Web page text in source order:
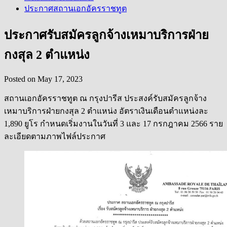
ประกาศสถานเอกอัครราชทูต
ประกาศรับสมัครลูกจ้างเหมาบริการฝ่าย
กงสุล 2 ตำแหน่ง
Posted on May 17, 2023
สถานเอกอัครราชทูต ณ กรุงปารีส ประสงค์รับสมัครลูกจ้าง
เหมาบริการฝ่ายกงสุล 2 ตำแหน่ง อัตราเงินเดือนตำแหน่งละ
1,890 ยูโร กำหนดเริ่มงานในวันที่ 3 และ 17 กรกฎาคม 2566 ราย
ละเอียดตามภาพไฟล์ประกาศ